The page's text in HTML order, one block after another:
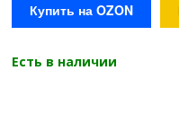
Купить на OZON
Есть в наличии